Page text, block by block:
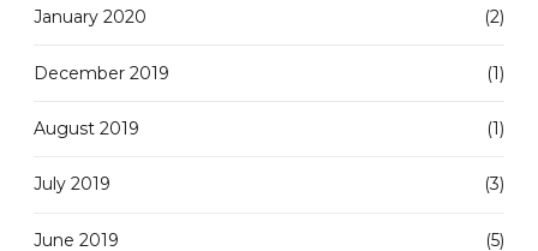
January 2020 (2)
December 2019 (1)
August 2019 (1)
July 2019 (3)
June 2019 (5)